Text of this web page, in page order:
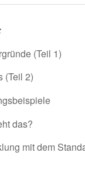
(Teil 1)
(Teil 2)
das?
mit dem